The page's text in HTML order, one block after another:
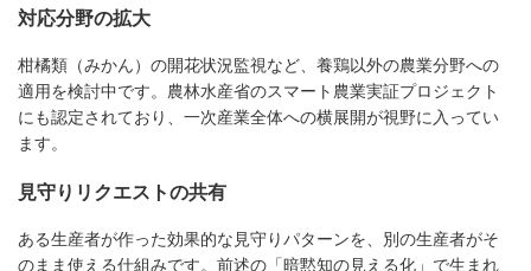
対応分野の拡大
柑橘類（みかん）の開花状況監視など、養鶏以外の農業分野への
適用を検討中です。農林水産省のスマート農業実証プロジェクト
にも認定されており、一次産業全体への横展開が視野に入ってい
ます。
見守りリクエストの共有
ある生産者が作った効果的な見守りパターンを、別の生産者がそ
のまま使える仕組みです。前述の「暗黙知の見える化」で生まれ